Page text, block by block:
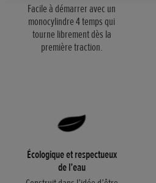
Facile à démarrer avec un
monocylindre 4 temps qui
tourne librement dès la
première traction.
Écologique et respectueux
de l’eau